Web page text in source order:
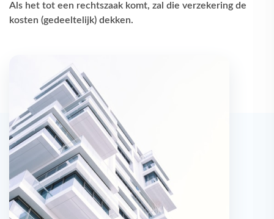
Als het tot een rechtszaak komt, zal die verzekering de
kosten (gedeeltelijk) dekken.